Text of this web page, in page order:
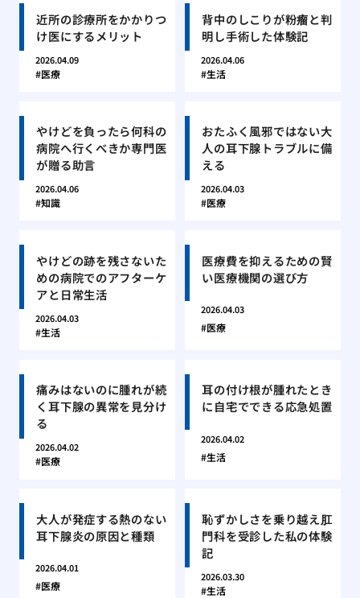
近所の診療所をかかりつ
け医にするメリット
2026.04.09
医療
背中のしこりが粉瘤と判
明し手術した体験記
2026.04.06
生活
やけどを負ったら何科の
病院へ行くべきか専門医
が贈る助言
2026.04.06
知識
おたふく風邪ではない大
人の耳下腺トラブルに備
える
2026.04.03
医療
やけどの跡を残さないた
めの病院でのアフターケ
アと日常生活
2026.04.03
生活
医療費を抑えるための賢
い医療機関の選び方
2026.04.03
医療
痛みはないのに腫れが続
く耳下腺の異常を見分け
る
2026.04.02
医療
耳の付け根が腫れたとき
に自宅でできる応急処置
2026.04.02
生活
大人が発症する熱のない
耳下腺炎の原因と種類
2026.04.01
医療
恥ずかしさを乗り越え肛
門科を受診した私の体験
記
2026.03.30
生活